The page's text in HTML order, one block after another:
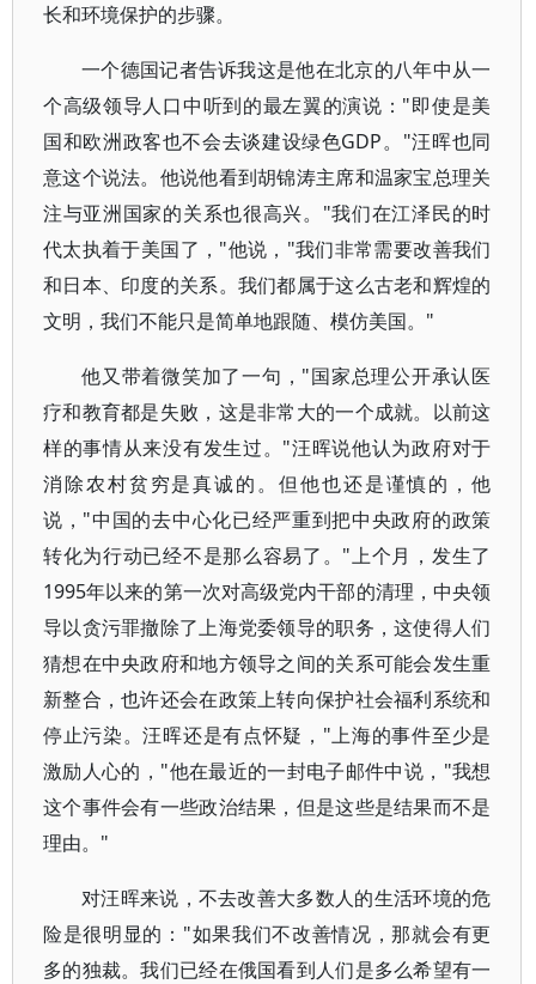
长和环境保护的步骤。
一个德国记者告诉我这是他在北京的八年中从一
个高级领导人口中听到的最左翼的演说："即使是美
国和欧洲政客也不会去谈建设绿色GDP。"汪晖也同
意这个说法。他说他看到胡锦涛主席和温家宝总理关
注与亚洲国家的关系也很高兴。"我们在江泽民的时
代太执着于美国了，"他说，"我们非常需要改善我们
和日本、印度的关系。我们都属于这么古老和辉煌的
文明，我们不能只是简单地跟随、模仿美国。"
他又带着微笑加了一句，"国家总理公开承认医
疗和教育都是失败，这是非常大的一个成就。以前这
样的事情从来没有发生过。"汪晖说他认为政府对于
消除农村贫穷是真诚的。但他也还是谨慎的，他
说，"中国的去中心化已经严重到把中央政府的政策
转化为行动已经不是那么容易了。"上个月，发生了
1995年以来的第一次对高级党内干部的清理，中央领
导以贪污罪撤除了上海党委领导的职务，这使得人们
猜想在中央政府和地方领导之间的关系可能会发生重
新整合，也许还会在政策上转向保护社会福利系统和
停止污染。汪晖还是有点怀疑，"上海的事件至少是
激励人心的，"他在最近的一封电子邮件中说，"我想
这个事件会有一些政治结果，但是这些是结果而不是
理由。"
对汪晖来说，不去改善大多数人的生活环境的危
险是很明显的："如果我们不改善情况，那就会有更
多的独裁。我们已经在俄国看到人们是多么希望有一